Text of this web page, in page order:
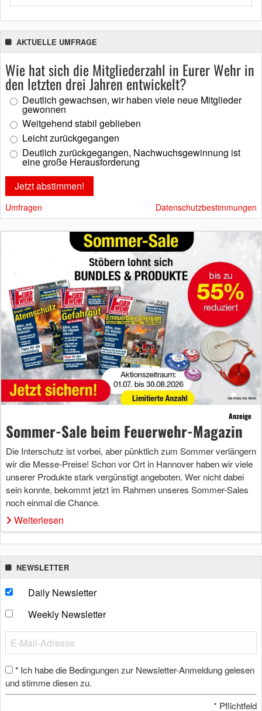
AKTUELLE UMFRAGE
Wie hat sich die Mitgliederzahl in Eurer Wehr in
den letzten drei Jahren entwickelt?
Deutlich gewachsen, wir haben viele neue Mitglieder
gewonnen
Weitgehend stabil geblieben
Leicht zurückgegangen
Deutlich zurückgegangen, Nachwuchsgewinnung ist
eine große Herausforderung
Umfragen Datenschutzbestimmungen
Anzeige
Sommer-Sale beim Feuerwehr-Magazin
Die Interschutz ist vorbei, aber pünktlich zum Sommer verlängern
wir die Messe-Preise! Schon vor Ort in Hannover haben wir viele
unserer Produkte stark vergünstigt angeboten. Wer nicht dabei
sein konnte, bekommt jetzt im Rahmen unseres Sommer-Sales
noch einmal die Chance.
Weiterlesen
NEWSLETTER
Daily Newsletter
Weekly Newsletter
* Ich habe die Bedingungen zur Newsletter-Anmeldung gelesen
und stimme diesen zu.
* Pflichtfeld